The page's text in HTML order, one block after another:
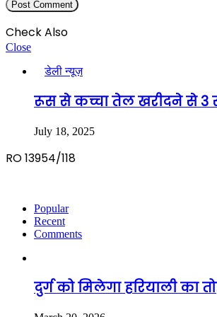
Check Also
Close
डेली न्यूज़
रूस से कच्चा तेल खरीदने से 3
July 18, 2025
RO 13954/118
Popular
Recent
Comments
दुर्ग को मिलेगा हरियाली का